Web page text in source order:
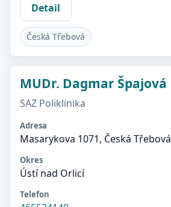
Detail
Česká Třebová
MUDr. Dagmar Špajová
SAZ Poliklinika
Adresa
Masarykova 1071, Česká Třebová
Okres
Ústí nad Orlicí
Telefon